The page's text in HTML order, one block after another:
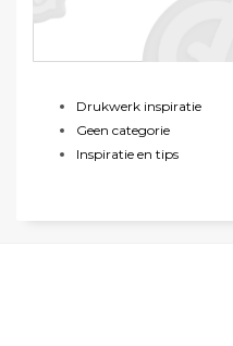
Drukwerk inspiratie
Geen categorie
Inspiratie en tips